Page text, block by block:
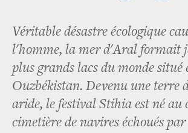
Véritable désastre écologique
l'homme, la mer d'Aral formait
plus grands lacs du monde situé
Ouzbékistan. Devenu une terre
aride, le festival Stihia est né
cimetière de navires échoués